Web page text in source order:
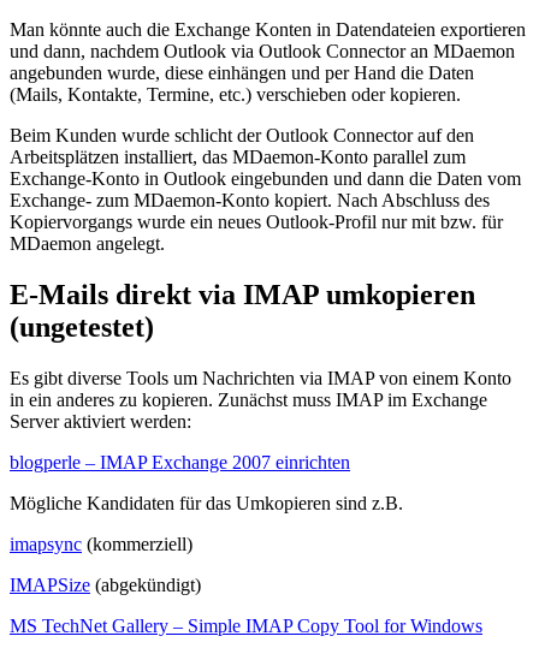
Man könnte auch die Exchange Konten in Datendateien exportieren
und dann, nachdem Outlook via Outlook Connector an MDaemon
angebunden wurde, diese einhängen und per Hand die Daten
(Mails, Kontakte, Termine, etc.) verschieben oder kopieren.
Beim Kunden wurde schlicht der Outlook Connector auf den
Arbeitsplätzen installiert, das MDaemon-Konto parallel zum
Exchange-Konto in Outlook eingebunden und dann die Daten vom
Exchange- zum MDaemon-Konto kopiert. Nach Abschluss des
Kopiervorgangs wurde ein neues Outlook-Profil nur mit bzw. für
MDaemon angelegt.
E-Mails direkt via IMAP umkopieren
(ungetestet)
Es gibt diverse Tools um Nachrichten via IMAP von einem Konto
in ein anderes zu kopieren. Zunächst muss IMAP im Exchange
Server aktiviert werden:
blogperle – IMAP Exchange 2007 einrichten
Mögliche Kandidaten für das Umkopieren sind z.B.
imapsync (kommerziell)
IMAPSize (abgekündigt)
MS TechNet Gallery – Simple IMAP Copy Tool for Windows